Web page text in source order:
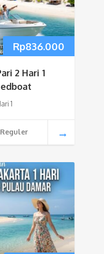
Rp836.000
2 Hari 1
1
Reguler